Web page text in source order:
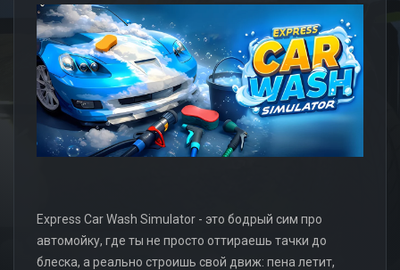
Express Car Wash Simulator - это бодрый сим про
автомойку, где ты не просто оттираешь тачки до
блеска, а реально строишь свой движ: пена летит,